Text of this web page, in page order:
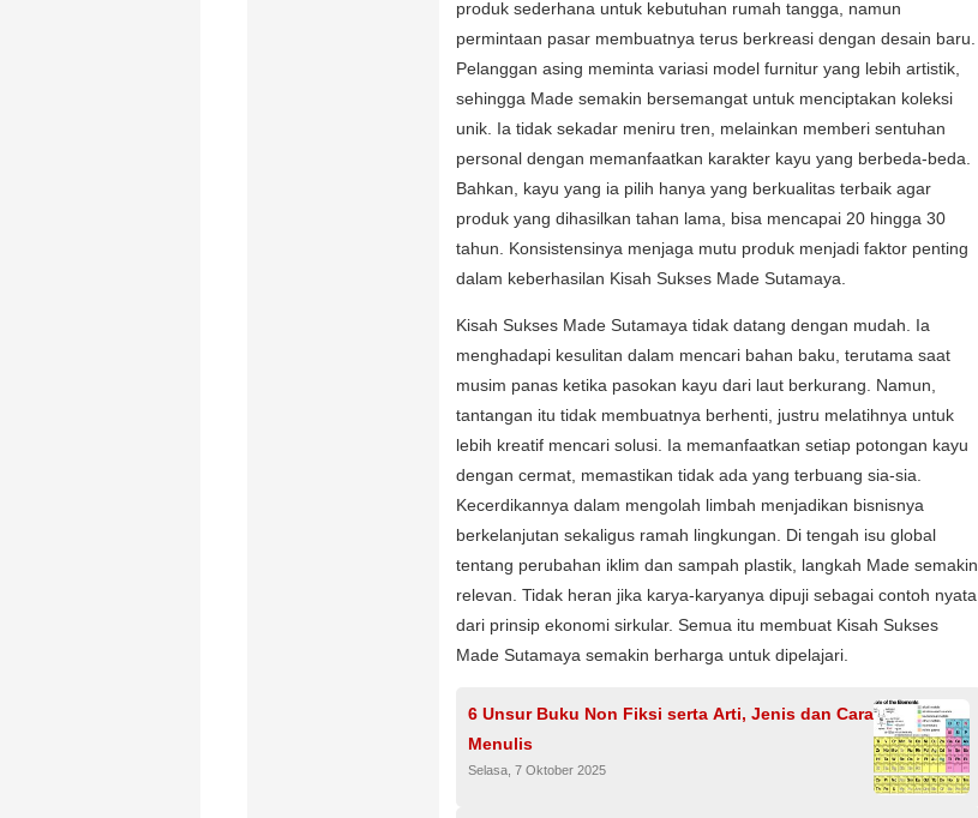
produk sederhana untuk kebutuhan rumah tangga, namun
permintaan pasar membuatnya terus berkreasi dengan desain baru.
Pelanggan asing meminta variasi model furnitur yang lebih artistik,
sehingga Made semakin bersemangat untuk menciptakan koleksi
unik. Ia tidak sekadar meniru tren, melainkan memberi sentuhan
personal dengan memanfaatkan karakter kayu yang berbeda-beda.
Bahkan, kayu yang ia pilih hanya yang berkualitas terbaik agar
produk yang dihasilkan tahan lama, bisa mencapai 20 hingga 30
tahun. Konsistensinya menjaga mutu produk menjadi faktor penting
dalam keberhasilan Kisah Sukses Made Sutamaya.
Kisah Sukses Made Sutamaya tidak datang dengan mudah. Ia
menghadapi kesulitan dalam mencari bahan baku, terutama saat
musim panas ketika pasokan kayu dari laut berkurang. Namun,
tantangan itu tidak membuatnya berhenti, justru melatihnya untuk
lebih kreatif mencari solusi. Ia memanfaatkan setiap potongan kayu
dengan cermat, memastikan tidak ada yang terbuang sia-sia.
Kecerdikannya dalam mengolah limbah menjadikan bisnisnya
berkelanjutan sekaligus ramah lingkungan. Di tengah isu global
tentang perubahan iklim dan sampah plastik, langkah Made semakin
relevan. Tidak heran jika karya-karyanya dipuji sebagai contoh nyata
dari prinsip ekonomi sirkular. Semua itu membuat Kisah Sukses
Made Sutamaya semakin berharga untuk dipelajari.
6 Unsur Buku Non Fiksi serta Arti, Jenis dan Cara
Menulis
Selasa, 7 Oktober 2025